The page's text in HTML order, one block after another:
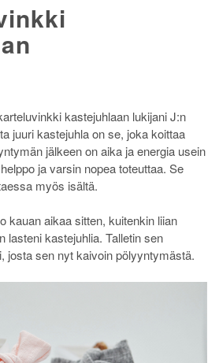
kastejuhlaan lukijani J:n
juuri kastejuhla on se, joka koittaa
jälkeen on aika ja energia usein
ja varsin nopea toteuttaa. Se
myös isältä.
kauan aikaa sitten, kuitenkin liian
lasteni kastejuhlia. Talletin sen
josta sen nyt kaivoin pölyyntymästä.